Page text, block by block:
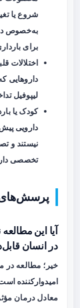
شروع یا
به‌خصوص
برای
اختلالات
داروهایی
لیپوفیل
کودک یا
دارویی
نیستند و
تخصصی
پرسش‌های
آیا این
در انسان
خیر؛ مطالعه در
امیدوارکننده
معادل درمان